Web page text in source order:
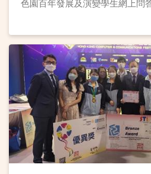
色園百年發展及演變學生網上問